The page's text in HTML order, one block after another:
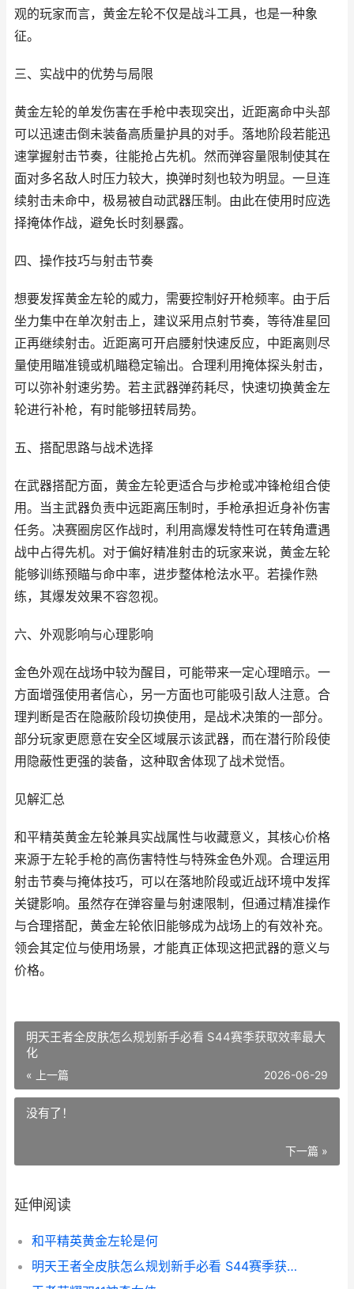
观的玩家而言，黄金左轮不仅是战斗工具，也是一种象
征。
三、实战中的优势与局限
黄金左轮的单发伤害在手枪中表现突出，近距离命中头部
可以迅速击倒未装备高质量护具的对手。落地阶段若能迅
速掌握射击节奏，往能抢占先机。然而弹容量限制使其在
面对多名敌人时压力较大，换弹时刻也较为明显。一旦连
续射击未命中，极易被自动武器压制。由此在使用时应选
择掩体作战，避免长时刻暴露。
四、操作技巧与射击节奏
想要发挥黄金左轮的威力，需要控制好开枪频率。由于后
坐力集中在单次射击上，建议采用点射节奏，等待准星回
正再继续射击。近距离可开启腰射快速反应，中距离则尽
量使用瞄准镜或机瞄稳定输出。合理利用掩体探头射击，
可以弥补射速劣势。若主武器弹药耗尽，快速切换黄金左
轮进行补枪，有时能够扭转局势。
五、搭配思路与战术选择
在武器搭配方面，黄金左轮更适合与步枪或冲锋枪组合使
用。当主武器负责中远距离压制时，手枪承担近身补伤害
任务。决赛圈房区作战时，利用高爆发特性可在转角遭遇
战中占得先机。对于偏好精准射击的玩家来说，黄金左轮
能够训练预瞄与命中率，进步整体枪法水平。若操作熟
练，其爆发效果不容忽视。
六、外观影响与心理影响
金色外观在战场中较为醒目，可能带来一定心理暗示。一
方面增强使用者信心，另一方面也可能吸引敌人注意。合
理判断是否在隐蔽阶段切换使用，是战术决策的一部分。
部分玩家更愿意在安全区域展示该武器，而在潜行阶段使
用隐蔽性更强的装备，这种取舍体现了战术觉悟。
见解汇总
和平精英黄金左轮兼具实战属性与收藏意义，其核心价格
来源于左轮手枪的高伤害特性与特殊金色外观。合理运用
射击节奏与掩体技巧，可以在落地阶段或近战环境中发挥
关键影响。虽然存在弹容量与射速限制，但通过精准操作
与合理搭配，黄金左轮依旧能够成为战场上的有效补充。
领会其定位与使用场景，才能真正体现这把武器的意义与
价格。
明天王者全皮肤怎么规划新手必看 S44赛季获取效率最大
化
« 上一篇 2026-06-29
没有了！
下一篇 »
延伸阅读
和平精英黄金左轮是何
明天王者全皮肤怎么规划新手必看 S44赛季获取效率最大化